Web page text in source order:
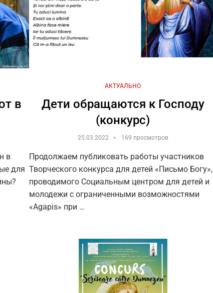
в
в
для
АКТУАЛЬНО
Дети обращаются к Господу
(конкурс)
25.03.2022 169 просмотров
Продолжаем публиковать работы участников
Творческого конкурса для детей «Письмо Богу»,
проводимого Социальным центром для детей и
молодежи с ограниченными возможностями
«Agapis» при …